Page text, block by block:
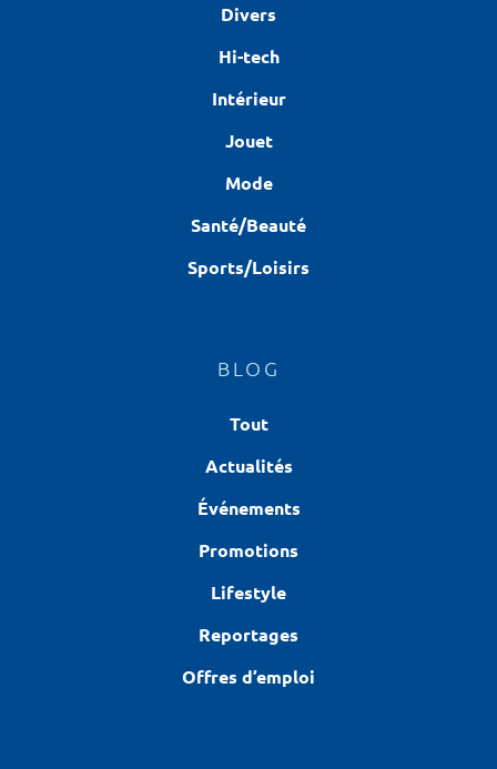
Divers
Hi-tech
Intérieur
Jouet
Mode
Santé/Beauté
Sports/Loisirs
BLOG
Tout
Actualités
Événements
Promotions
Lifestyle
Reportages
Offres d’emploi